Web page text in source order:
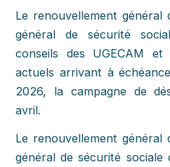
Le renouvellement général
général de sécurité
conseils des UGECAM
actuels arrivant à
2026, la campagne de
avril.
Le renouvellement général
général de sécurité sociale